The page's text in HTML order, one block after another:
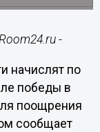
-
начислят по
победы в
поощрения
сообщает